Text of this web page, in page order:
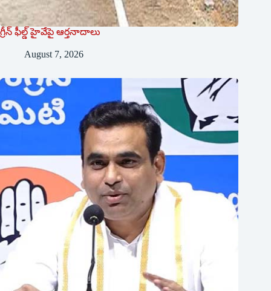
గ్రీన్ ఫీల్డ్ హైవేపై ఆర్తనాదాలు
August 7, 2026